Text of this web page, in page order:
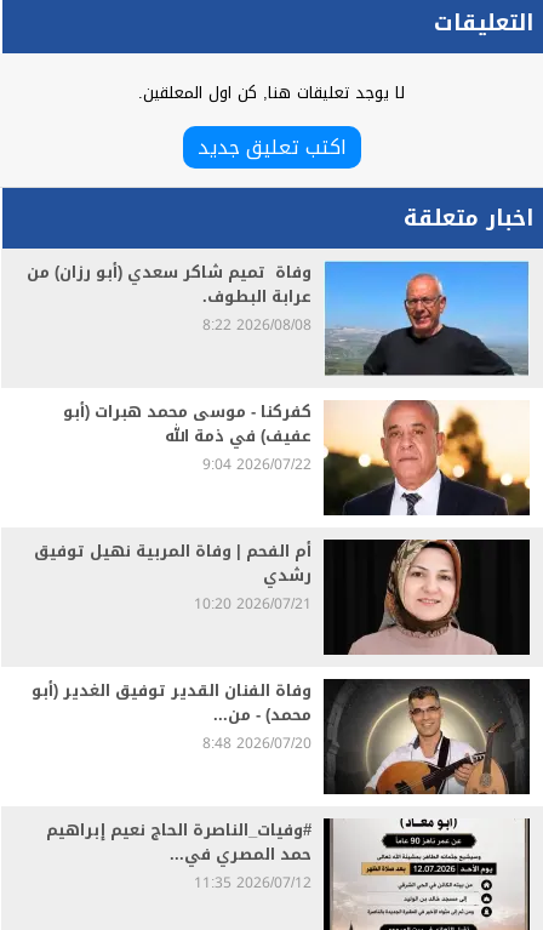
التعليقات
لا يوجد تعليقات هنا, كن اول المعلقين.
اكتب تعليق جديد
اخبار متعلقة
وفاة تميم شاكر سعدي (أبو رزان) من
عرابة البطوف.
2026/08/08 8:22
كفركنا - موسى محمد هبرات (أبو
عفيف) في ذمة الله
2026/07/22 9:04
أم الفحم | وفاة المربية نهيل توفيق
رشدي
2026/07/21 10:20
وفاة الفنان القدير توفيق الغدير (أبو
محمد) - من...
2026/07/20 8:48
#وفيات_الناصرة الحاج نعيم إبراهيم
حمد المصري في...
2026/07/12 11:35